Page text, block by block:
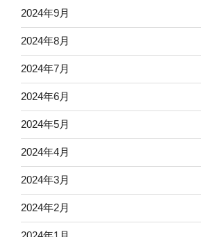
2024年9月
2024年8月
2024年7月
2024年6月
2024年5月
2024年4月
2024年3月
2024年2月